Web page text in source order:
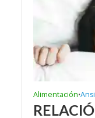
Alimentación•